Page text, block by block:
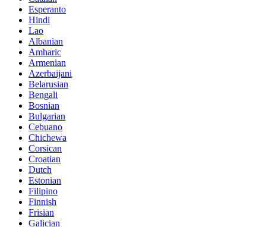
Esperanto
Hindi
Lao
Albanian
Amharic
Armenian
Azerbaijani
Belarusian
Bengali
Bosnian
Bulgarian
Cebuano
Chichewa
Corsican
Croatian
Dutch
Estonian
Filipino
Finnish
Frisian
Galician